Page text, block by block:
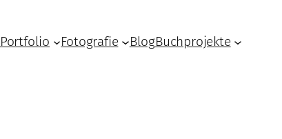
Portfolio Fotografie BlogBuchprojekte